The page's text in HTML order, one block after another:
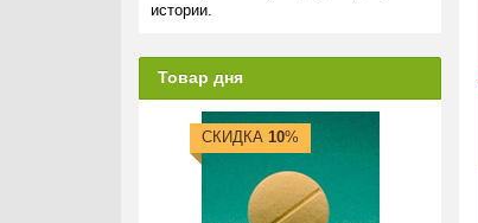
истории.
Товар дня
СКИДКА 10%